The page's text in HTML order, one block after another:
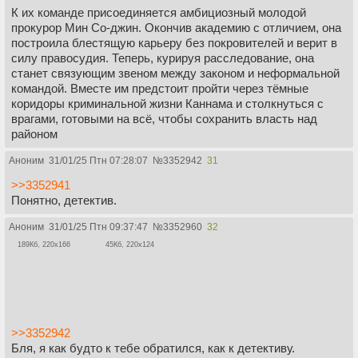
К их команде присоединяется амбициозный молодой
прокурор Мин Со-джин. Окончив академию с отличием, она
построила блестящую карьеру без покровителей и верит в
силу правосудия. Теперь, курируя расследование, она
станет связующим звеном между законом и неформальной
командой. Вместе им предстоит пройти через тёмные
коридоры криминальной жизни Каннама и столкнуться с
врагами, готовыми на всё, чтобы сохранить власть над
районом
Аноним 31/01/25 Птн 07:28:07 №3352942 31
>>3352941
Понятно, детектив.
Аноним 31/01/25 Птн 09:37:47 №3352960 32
189Кб, 220x166 45Кб, 220x124
>>3352942
Бля, я как будто к тебе обратился, как к детективу.